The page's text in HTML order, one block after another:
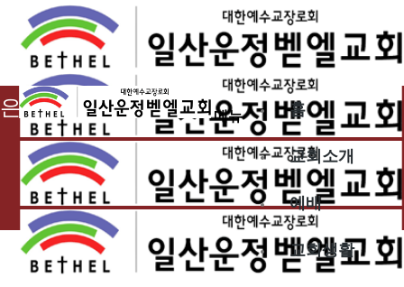
홈
교회소개
예배
교회생활
메뉴
2023.12.24
은혜로운 예배